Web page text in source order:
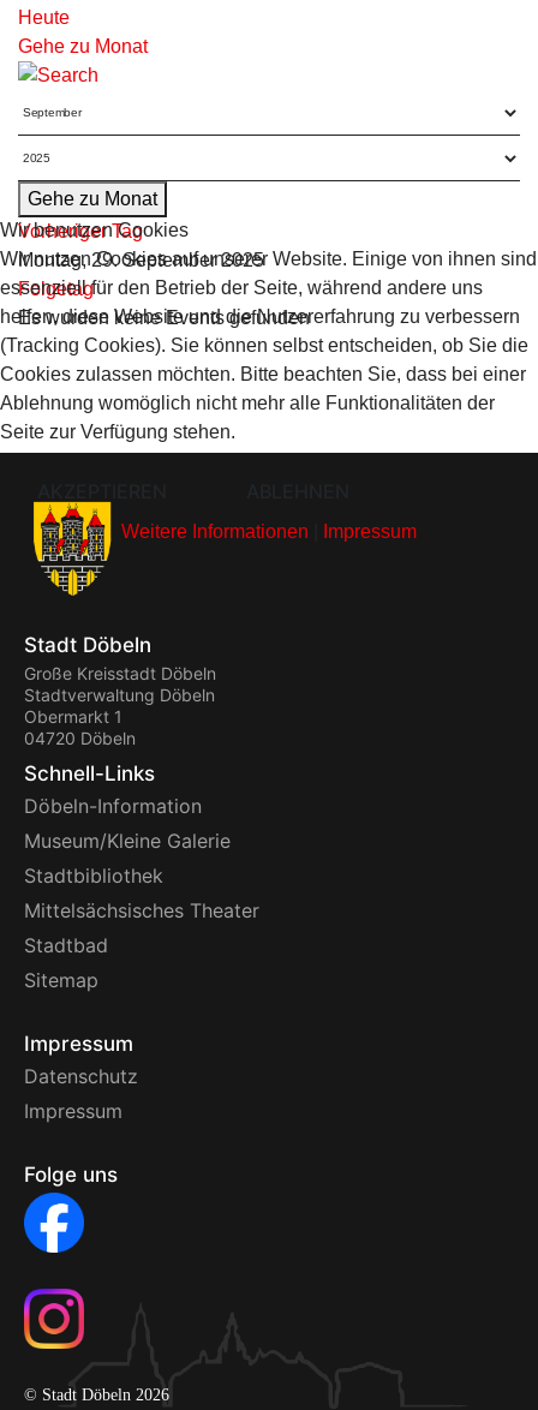
Heute
Gehe zu Monat
Gehe zu Monat
Vorheriger Tag
Montag, 29. September 2025
Folgetag
Es wurden keine Events gefunden
Stadt Döbeln
Große Kreisstadt Döbeln
Stadtverwaltung Döbeln
Obermarkt 1
04720 Döbeln
Schnell-Links
Döbeln-Information
Museum/Kleine Galerie
Stadtbibliothek
Mittelsächsisches Theater
Stadtbad
Sitemap
Impressum
Datenschutz
Impressum
Folge uns
© Stadt Döbeln 2026
Wir benutzen Cookies
Wir nutzen Cookies auf unserer Website. Einige von ihnen sind
essenziell für den Betrieb der Seite, während andere uns
helfen, diese Website und die Nutzererfahrung zu verbessern
(Tracking Cookies). Sie können selbst entscheiden, ob Sie die
Cookies zulassen möchten. Bitte beachten Sie, dass bei einer
Ablehnung womöglich nicht mehr alle Funktionalitäten der
Seite zur Verfügung stehen.
Weitere Informationen Impressum